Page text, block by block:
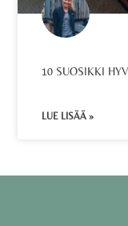
10 SUOSIKKI
LUE LISÄÄ »